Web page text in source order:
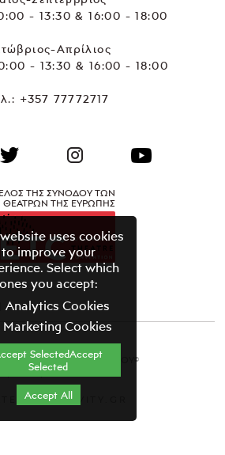
- 13:30 & 16:00 - 18:00
Απρίλιος
- 13:30 & 16:00 - 18:00
+357 77772717
ΤΗΣ ΣΥΝΟΔΟΥ ΤΩΝ
ΘΕΑΤΡΩΝ ΤΗΣ ΕΥΡΩΠΗΣ
ΟΡΓΑΝΙΣΜΟΣ ΚΥΠΡΟΥ©
Όροι & Προϋποθέσεις
BY GRAVITY.GR
uses cookies
to improve your
Select which
ones you accept:
Analytics Cookies
Marketing Cookies
SelectedAccept
Selected
Accept All